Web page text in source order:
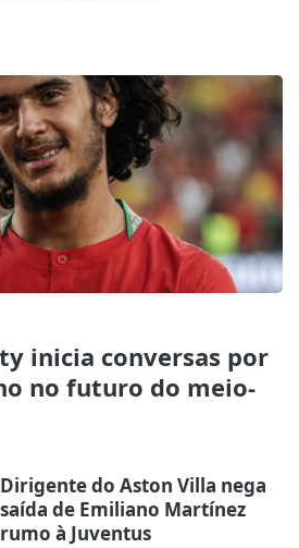
inicia conversas por
no futuro do meio-
Dirigente do Aston Villa nega
saída de Emiliano Martínez
rumo à Juventus